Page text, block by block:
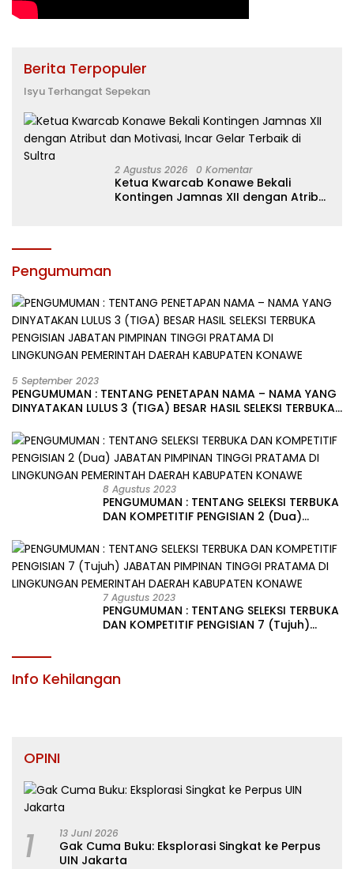
Berita Terpopuler
Isyu Terhangat Sepekan
2 Agustus 2026 0 Komentar
Ketua Kwarcab Konawe Bekali
Kontingen Jamnas XII dengan Atribut
Pengumuman
5 September 2023
PENGUMUMAN : TENTANG PENETAPAN NAMA – NAMA YANG
DINYATAKAN LULUS 3 (TIGA) BESAR HASIL SELEKSI TERBUKA
LINGKUNGAN PEMERINTAH DAERAH KABUPATEN KONAWE
8 Agustus 2023
PENGUMUMAN : TENTANG SELEKSI TERBUKA
DAN KOMPETITIF PENGISIAN 2 (Dua)
LINGKUNGAN PEMERINTAH DAERAH
KABUPATEN KONAWE
7 Agustus 2023
PENGUMUMAN : TENTANG SELEKSI TERBUKA
DAN KOMPETITIF PENGISIAN 7 (Tujuh)
Info Kehilangan
OPINI
1 13 Juni 2026
Gak Cuma Buku: Eksplorasi Singkat ke Perpus
UIN Jakarta